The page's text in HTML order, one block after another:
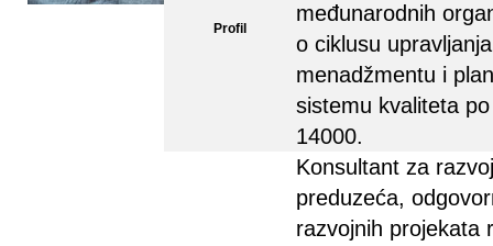
Profil
međunarodnih
o ciklusu
menadžmentu i
sistemu kvaliteta
14000.
Konsultant za
preduzeća,
razvojnih projekata